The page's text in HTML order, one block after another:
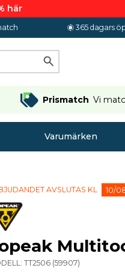
här
365 dagars
Prismatch Vi
Varumärken
AVSLUTAS KL 10/
TT2506 (59907)